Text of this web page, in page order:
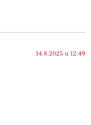
14.8.2025 u 12:49